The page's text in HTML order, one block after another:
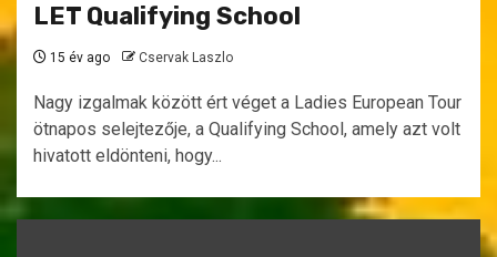
LET Qualifying School
15 év ago Cservak Laszlo
Nagy izgalmak között ért véget a Ladies European Tour
ötnapos selejtezője, a Qualifying School, amely azt volt
hivatott eldönteni, hogy...